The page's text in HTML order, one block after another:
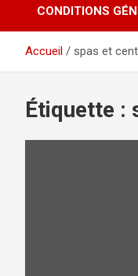
CONDITIONS
Accueil spas et
Étiquette :